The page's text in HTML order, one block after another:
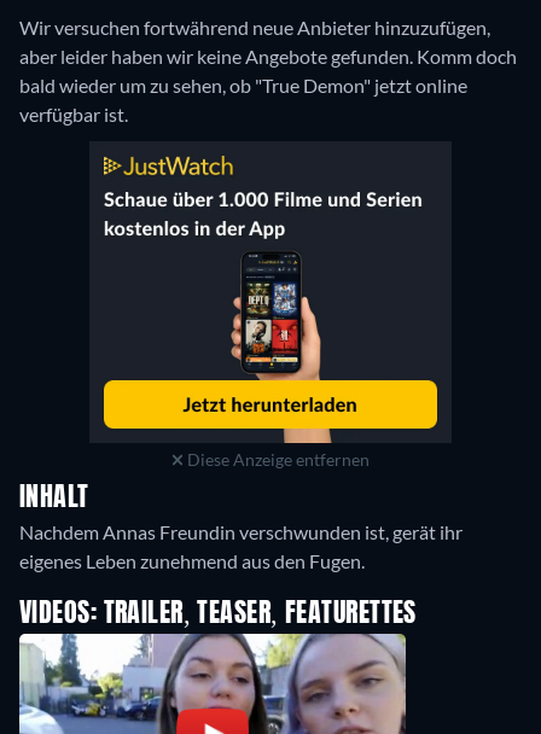
Wir versuchen fortwährend neue Anbieter hinzuzufügen,
aber leider haben wir keine Angebote gefunden. Komm doch
bald wieder um zu sehen, ob "True Demon" jetzt online
verfügbar ist.
Diese Anzeige entfernen
INHALT
Nachdem Annas Freundin verschwunden ist, gerät ihr
eigenes Leben zunehmend aus den Fugen.
VIDEOS: TRAILER, TEASER, FEATURETTES